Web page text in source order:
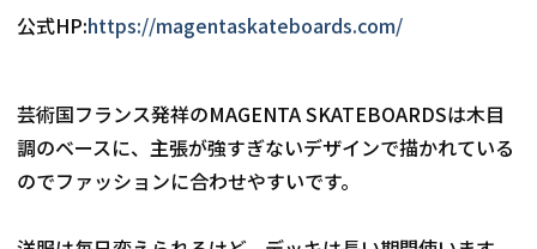
公式HP:https://magentaskateboards.com/
芸術国フランス発祥のMAGENTA SKATEBOARDSは木目
調のベースに、主張が強すぎないデザインで描かれている
のでファッションに合わせやすいです。